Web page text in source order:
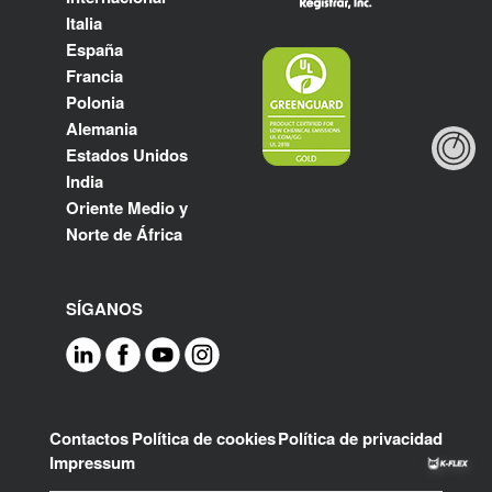
Italia
España
Francia
Polonia
Alemania
Estados Unidos
India
Oriente Medio y
Norte de África
SÍGANOS
Footer
ContactosPolítica de cookiesPolítica de privacidad
Impressum